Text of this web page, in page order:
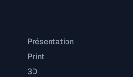
Présentation
Print
3D